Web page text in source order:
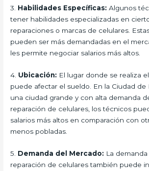
3. Habilidades Específicas: Algunos
tener habilidades especializadas en
reparaciones o marcas de celulares.
pueden ser más demandadas en el
les permite negociar salarios más altos.
4. Ubicación: El lugar donde se realiza
puede afectar el sueldo. En la Ciudad de
una ciudad grande y con alta demanda
reparación de celulares, los técnicos
salarios más altos en comparación con
menos pobladas.
5. Demanda del Mercado: La
reparación de celulares también puede